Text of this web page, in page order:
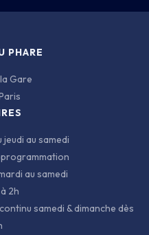
PHARE
Gare
jeudi au samedi
au samedi
2h
samedi & dimanche dès